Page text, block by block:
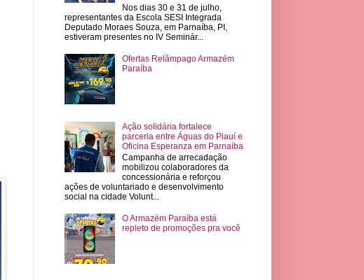
Nos dias 30 e 31 de julho,
representantes da Escola SESI Integrada
Deputado Moraes Souza, em Parnaíba, PI,
estiveram presentes no IV Seminár...
Ofertas Relâmpago Armazém
Paraíba
Ação solidária fortalece
parceria entre Águas do Piauí e
Oficina Esperanza em Parnaíba
Campanha de arrecadação
mobilizou colaboradores da
concessionária e reforçou
ações de voluntariado e desenvolvimento
social na cidade Volunt...
O Armazém Paraíba está
repleto de promoções pra você